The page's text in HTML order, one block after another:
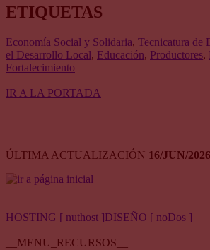
ETIQUETAS
Economía Social y Solidaria, Tecnicatura de
el Desarrollo Local, Educación, Productores,
Fortalecimiento
IR A LA PORTADA
ÚLTIMA ACTUALIZACIÓN 16/JUN/2026
HOSTING [ nuthost ]DISEÑO [ noDos ]
__MENU_RECURSOS__